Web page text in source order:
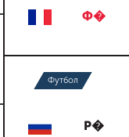
Ф�
Футбол
Р�